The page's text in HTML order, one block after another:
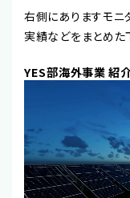
右側にありますモニ
実績などをまとめた
YES部海外事業 紹
プ
レ
ー
ヤ